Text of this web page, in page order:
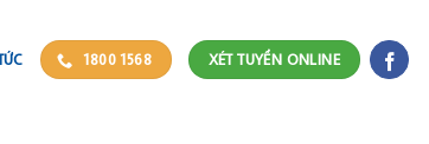
1800 1568 XÉT TUYỂN ONLINE